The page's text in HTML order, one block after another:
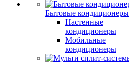
Бытовые кондиционеры
Настенные
кондиционеры
Мобильные
кондиционеры